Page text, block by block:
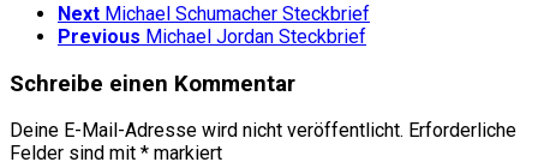
Next Michael Schumacher Steckbrief
Previous Michael Jordan Steckbrief
Schreibe einen Kommentar
Deine E-Mail-Adresse wird nicht veröffentlicht. Erforderliche
Felder sind mit * markiert